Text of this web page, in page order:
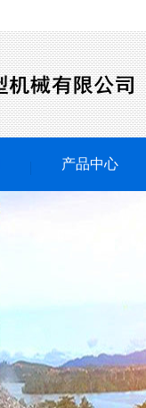
产品中心